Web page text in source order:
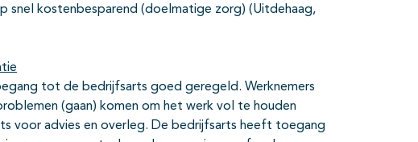
snel kostenbesparend (doelmatige zorg) (Uitdehaag,
tot de bedrijfsarts goed geregeld. Werknemers
(gaan) komen om het werk vol te houden
voor advies en overleg. De bedrijfsarts heeft toegang